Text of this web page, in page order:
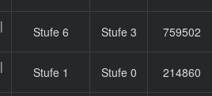
| Stufe 6 Stufe 3 759502
| Stufe 1 Stufe 0 214860